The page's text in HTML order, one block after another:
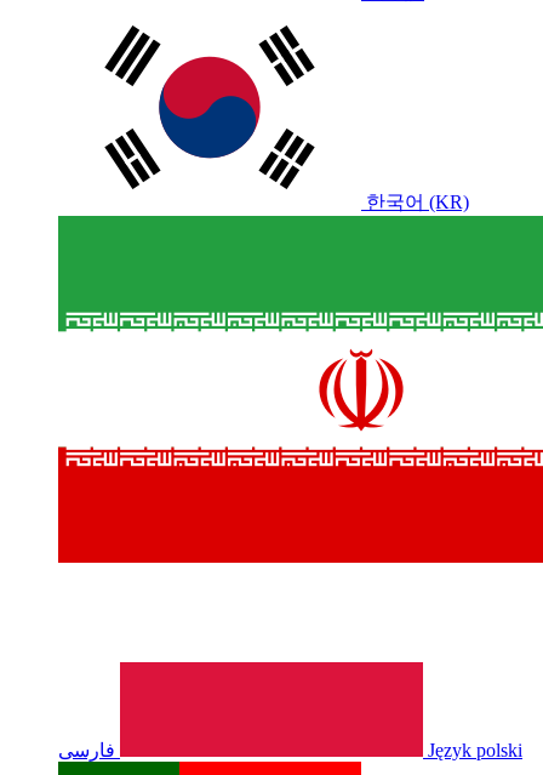
한국어 (KR)
فارسی Język polski